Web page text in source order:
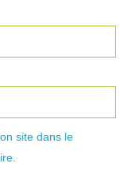
site dans le